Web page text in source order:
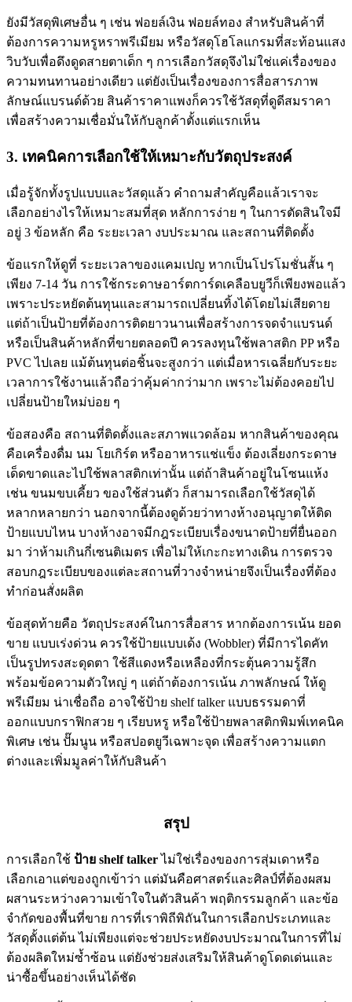
ยังมีวัสดุพิเศษอื่น ๆ เช่น ฟอยล์เงิน ฟอยล์ทอง สำหรับสินค้าที่
ต้องการความหรูหราพรีเมียม หรือวัสดุโฮโลแกรมที่สะท้อนแสง
วิบวับเพื่อดึงดูดสายตาเด็ก ๆ การเลือกวัสดุจึงไม่ใช่แค่เรื่องของ
ความทนทานอย่างเดียว แต่ยังเป็นเรื่องของการสื่อสารภาพ
ลักษณ์แบรนด์ด้วย สินค้าราคาแพงก็ควรใช้วัสดุที่ดูดีสมราคา
เพื่อสร้างความเชื่อมั่นให้กับลูกค้าตั้งแต่แรกเห็น
3. เทคนิคการเลือกใช้ให้เหมาะกับวัตถุประสงค์
เมื่อรู้จักทั้งรูปแบบและวัสดุแล้ว คำถามสำคัญคือแล้วเราจะ
เลือกอย่างไรให้เหมาะสมที่สุด หลักการง่าย ๆ ในการตัดสินใจมี
อยู่ 3 ข้อหลัก คือ ระยะเวลา งบประมาณ และสถานที่ติดตั้ง
ข้อแรกให้ดูที่ ระยะเวลาของแคมเปญ หากเป็นโปรโมชั่นสั้น ๆ
เพียง 7-14 วัน การใช้กระดาษอาร์ตการ์ดเคลือบยูวีก็เพียงพอแล้ว
เพราะประหยัดต้นทุนและสามารถเปลี่ยนทิ้งได้โดยไม่เสียดาย
แต่ถ้าเป็นป้ายที่ต้องการติดยาวนานเพื่อสร้างการจดจำแบรนด์
หรือเป็นสินค้าหลักที่ขายตลอดปี ควรลงทุนใช้พลาสติก PP หรือ
PVC ไปเลย แม้ต้นทุนต่อชิ้นจะสูงกว่า แต่เมื่อหารเฉลี่ยกับระยะ
เวลาการใช้งานแล้วถือว่าคุ้มค่ากว่ามาก เพราะไม่ต้องคอยไป
เปลี่ยนป้ายใหม่บ่อย ๆ
ข้อสองคือ สถานที่ติดตั้งและสภาพแวดล้อม หากสินค้าของคุณ
คือเครื่องดื่ม นม โยเกิร์ต หรืออาหารแช่แข็ง ต้องเลี่ยงกระดาษ
เด็ดขาดและไปใช้พลาสติกเท่านั้น แต่ถ้าสินค้าอยู่ในโซนแห้ง
เช่น ขนมขบเคี้ยว ของใช้ส่วนตัว ก็สามารถเลือกใช้วัสดุได้
หลากหลายกว่า นอกจากนี้ต้องดูด้วยว่าทางห้างอนุญาตให้ติด
ป้ายแบบไหน บางห้างอาจมีกฎระเบียบเรื่องขนาดป้ายที่ยื่นออก
มา ว่าห้ามเกินกี่เซนติเมตร เพื่อไม่ให้เกะกะทางเดิน การตรวจ
สอบกฎระเบียบของแต่ละสถานที่วางจำหน่ายจึงเป็นเรื่องที่ต้อง
ทำก่อนสั่งผลิต
ข้อสุดท้ายคือ วัตถุประสงค์ในการสื่อสาร หากต้องการเน้น ยอด
ขาย แบบเร่งด่วน ควรใช้ป้ายแบบเด้ง (Wobbler) ที่มีการไดคัท
เป็นรูปทรงสะดุดตา ใช้สีแดงหรือเหลืองที่กระตุ้นความรู้สึก
พร้อมข้อความตัวใหญ่ ๆ แต่ถ้าต้องการเน้น ภาพลักษณ์ ให้ดู
พรีเมียม น่าเชื่อถือ อาจใช้ป้าย shelf talker แบบธรรมดาที่
ออกแบบกราฟิกสวย ๆ เรียบหรู หรือใช้ป้ายพลาสติกพิมพ์เทคนิค
พิเศษ เช่น ปั๊มนูน หรือสปอตยูวีเฉพาะจุด เพื่อสร้างความแตก
ต่างและเพิ่มมูลค่าให้กับสินค้า
สรุป
การเลือกใช้ ป้าย shelf talkerไม่ใช่เรื่องของการสุ่มเดาหรือ
เลือกเอาแต่ของถูกเข้าว่า แต่มันคือศาสตร์และศิลป์ที่ต้องผสม
ผสานระหว่างความเข้าใจในตัวสินค้า พฤติกรรมลูกค้า และข้อ
จำกัดของพื้นที่ขาย การที่เราพิถีพิถันในการเลือกประเภทและ
วัสดุตั้งแต่ต้น ไม่เพียงแต่จะช่วยประหยัดงบประมาณในการที่ไม่
ต้องผลิตใหม่ซ้ำซ้อน แต่ยังช่วยส่งเสริมให้สินค้าดูโดดเด่นและ
น่าซื้อขึ้นอย่างเห็นได้ชัด